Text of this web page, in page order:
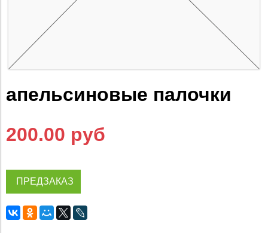
апельсиновые палочки
200.00 руб
ПРЕДЗАКАЗ